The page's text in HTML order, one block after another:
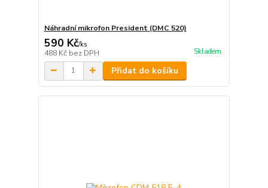
Náhradní mikrofon President (DMC 520)
590 Kč/ks
488 Kč bez DPH Skladem
Přidat do košíku